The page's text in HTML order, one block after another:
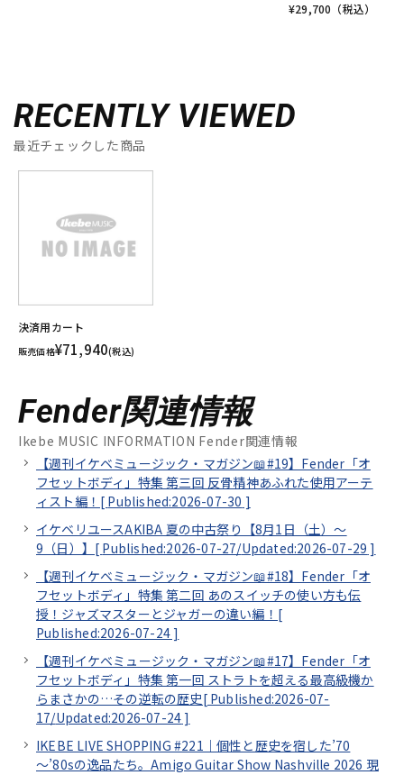
¥29,700 （税込）
RECENTLY VIEWED
最近チェックした商品
決済用カート
販売価格¥71,940(税込)
Fender関連情報
Ikebe MUSIC INFORMATION Fender関連情報
【週刊イケベミュージック・マガジン📖#19】Fender「オ
フセットボディ」特集 第三回 反骨精神あふれた使用アーテ
ィスト編！[ Published:2026-07-30 ]
イケベリユースAKIBA 夏の中古祭り【8月1日（土）～
9（日）】[ Published:2026-07-27/Updated:2026-07-29 ]
【週刊イケベミュージック・マガジン📖#18】Fender「オ
フセットボディ」特集 第二回 あのスイッチの使い方も伝
授！ジャズマスターとジャガーの違い編！[
Published:2026-07-24 ]
【週刊イケベミュージック・マガジン📖#17】Fender「オ
フセットボディ」特集 第一回 ストラトを超える最高級機か
らまさかの…その逆転の歴史[ Published:2026-07-
17/Updated:2026-07-24 ]
IKEBE LIVE SHOPPING #221｜個性と歴史を宿した’70
～’80sの逸品たち。Amigo Guitar Show Nashville 2026 現